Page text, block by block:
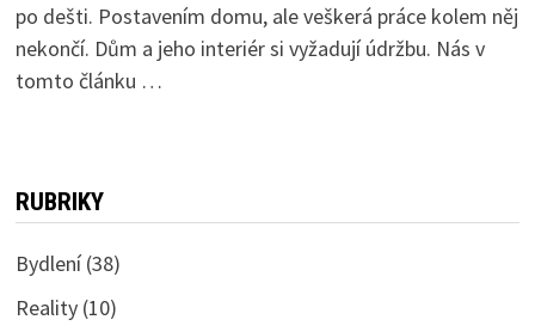
po dešti. Postavením domu, ale veškerá práce kolem něj
nekončí. Dům a jeho interiér si vyžadují údržbu. Nás v
tomto článku …
RUBRIKY
Bydlení(38)
Reality(10)